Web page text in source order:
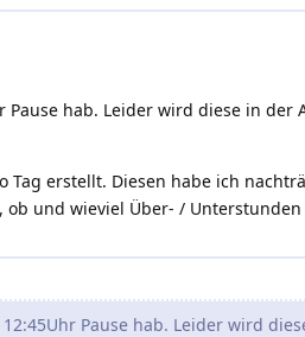
hab. Leider wird diese in der
Tag erstellt. Diesen habe ich
und wieviel Über- / Unterstunden
Pause hab. Leider wird